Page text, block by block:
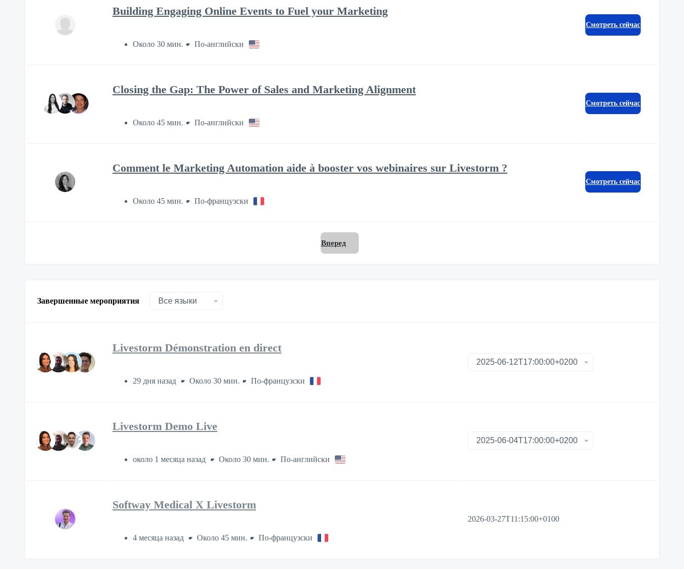
Building Engaging Online Events to Fuel your Marketing
Около 30 мин. По-английски
Смотреть сейчас
Closing the Gap: The Power of Sales and Marketing Alignment
Около 45 мин. По-английски
Смотреть сейчас
Comment le Marketing Automation aide à booster vos webinaires sur Livestorm ?
Около 45 мин. По-французски
Смотреть сейчас
Вперед
Завершенные мероприятия
Livestorm Démonstration en direct
29 дня назад Около 30 мин. По-французски
Livestorm Demo Live
около 1 месяца назад Около 30 мин. По-английски
Softway Medical X Livestorm
4 месяца назад Около 45 мин. По-французски
2026-03-27T11:15:00+0100